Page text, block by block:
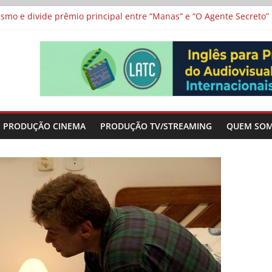
e divide prêmio principal entre “Manas” e “O Agente Secreto”
Curta Cinema
de escolas públicas
protagonizam adaptação brasileira de série argentina para o
PRODUÇÃO CINEMA PRODUÇÃO TV/STREAMING QUEM